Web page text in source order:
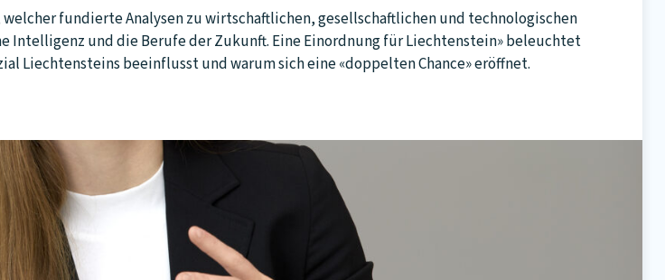
fundierte Analysen zu wirtschaftlichen, gesellschaftlichen und technologischen
und die Berufe der Zukunft. Eine Einordnung für Liechtenstein» beleuchtet
Liechtensteins beeinflusst und warum sich eine «doppelten Chance» eröffnet.